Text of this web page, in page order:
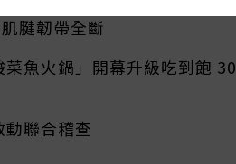
腱韌帶全斷
魚火鍋」開幕升級吃到飽 30
聯合稽查